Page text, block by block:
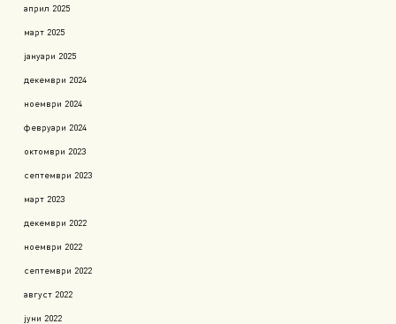
април 2025
март 2025
јануари 2025
декември 2024
ноември 2024
февруари 2024
октомври 2023
септември 2023
март 2023
декември 2022
ноември 2022
септември 2022
август 2022
јуни 2022